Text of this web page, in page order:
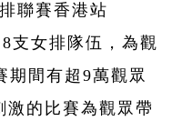
聯賽香港站
支女排隊伍，為觀
期間有超9萬觀眾
激的比賽為觀眾帶